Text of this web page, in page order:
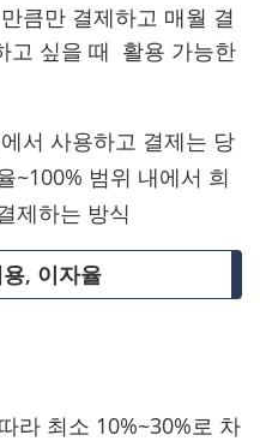
큼만 결제하고 매월 결
고 싶을 때 활용 가능한
서 사용하고 결제는 당
~100% 범위 내에서 희
제하는 방식
, 이자율
라 최소 10%~30%로 차